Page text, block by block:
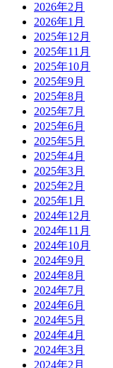
2026年2月
2026年1月
2025年12月
2025年11月
2025年10月
2025年9月
2025年8月
2025年7月
2025年6月
2025年5月
2025年4月
2025年3月
2025年2月
2025年1月
2024年12月
2024年11月
2024年10月
2024年9月
2024年8月
2024年7月
2024年6月
2024年5月
2024年4月
2024年3月
2024年2月